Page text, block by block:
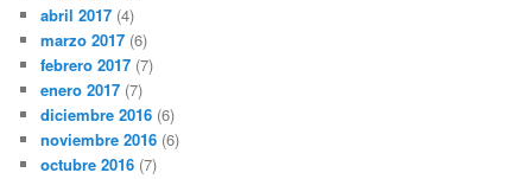
abril 2017 (4)
marzo 2017 (6)
febrero 2017 (7)
enero 2017 (7)
diciembre 2016 (6)
noviembre 2016 (6)
octubre 2016 (7)